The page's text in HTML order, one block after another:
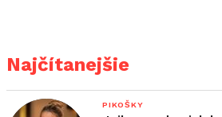
Najčítanejšie
PIKOŠKY